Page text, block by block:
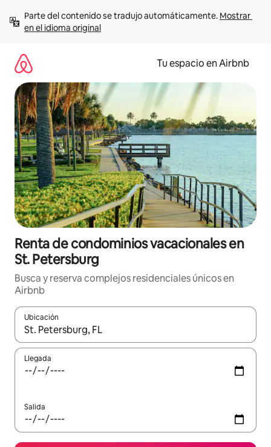
contenido
Parte del contenido se tradujo automáticamente. Mostrar
en el idioma original
Tu espacio en Airbnb
Renta de condominios vacacionales en
St. Petersburg
Busca y reserva complejos residenciales únicos en
Airbnb
Ubicación
Cuando los resultados estén disponibles, podrás navegar
Llegada
Salida